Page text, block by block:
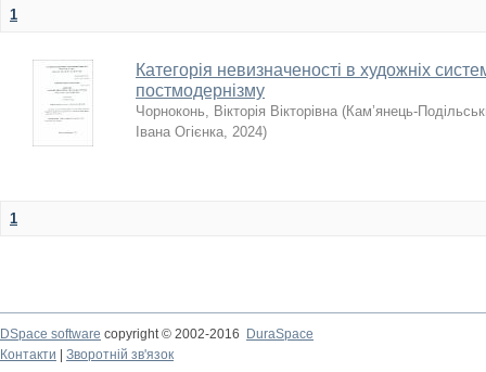
1
Категорія невизначеності в художніх
постмодернізму
Чорноконь, Вікторія Вікторівна (Кам’янець-
Івана Огієнка, 2024)
1
DSpace software copyright © 2002-2016
DuraSpace
Контакти
Зворотній зв'язок